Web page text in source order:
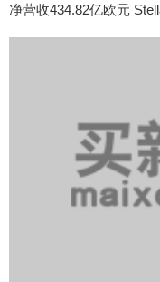
净营收434.82亿欧元